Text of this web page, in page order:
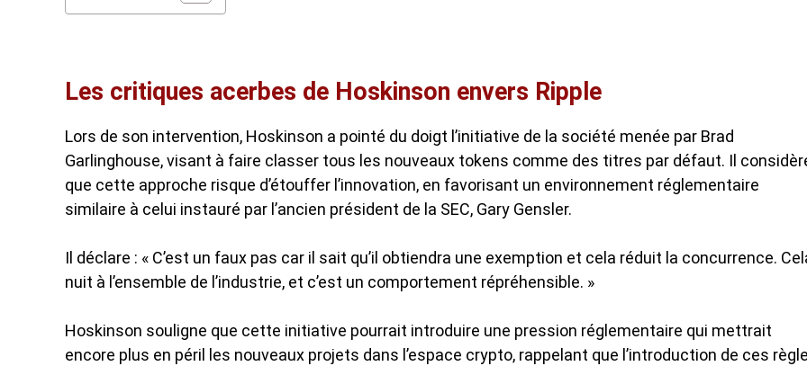
Les critiques acerbes de Hoskinson envers Ripple
Lors de son intervention, Hoskinson a pointé du doigt l’initiative de la société menée par Brad
Garlinghouse, visant à faire classer tous les nouveaux tokens comme des titres par défaut. Il
que cette approche risque d’étouffer l’innovation, en favorisant un environnement réglementaire
similaire à celui instauré par l’ancien président de la SEC, Gary Gensler.
Il déclare : « C’est un faux pas car il sait qu’il obtiendra une exemption et cela réduit la concurrence.
nuit à l’ensemble de l’industrie, et c’est un comportement répréhensible. »
Hoskinson souligne que cette initiative pourrait introduire une pression réglementaire qui mettrait
encore plus en péril les nouveaux projets dans l’espace crypto, rappelant que l’introduction de ces